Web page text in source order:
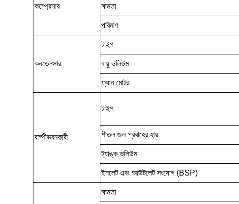
কম্প্রেসার ক্ষমতা
পরিমাণ
কনডেনসার
টাইপ
বায়ু ভলিউম
ফ্যান মোটর
বাষ্পীভবনকারী
টাইপ
শীতল জল প্রবাহের হার
ট্যাঙ্ক ভলিউম
ইনলেট এবং আউটলেট সংযোগ (BSP)
ক্ষমতা